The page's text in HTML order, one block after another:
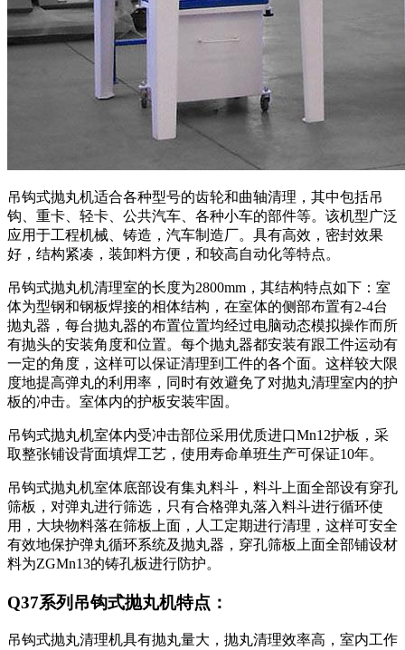
吊钩式抛丸机适合各种型号的齿轮和曲轴清理，其中包括吊
钩、重卡、轻卡、公共汽车、各种小车的部件等。该机型广泛
应用于工程机械、铸造，汽车制造厂。具有高效，密封效果
好，结构紧凑，装卸料方便，和较高自动化等特点。
吊钩式抛丸机清理室的长度为2800mm，其结构特点如下：室
体为型钢和钢板焊接的相体结构，在室体的侧部布置有2-4台
抛丸器，每台抛丸器的布置位置均经过电脑动态模拟操作而所
有抛头的安装角度和位置。每个抛丸器都安装有跟工件运动有
一定的角度，这样可以保证清理到工件的各个面。这样较大限
度地提高弹丸的利用率，同时有效避免了对抛丸清理室内的护
板的冲击。室体内的护板安装牢固。
吊钩式抛丸机室体内受冲击部位采用优质进口Mn12护板，采
取整张铺设背面填焊工艺，使用寿命单班生产可保证10年。
吊钩式抛丸机室体底部设有集丸料斗，料斗上面全部设有穿孔
筛板，对弹丸进行筛选，只有合格弹丸落入料斗进行循环使
用，大块物料落在筛板上面，人工定期进行清理，这样可安全
有效地保护弹丸循环系统及抛丸器，穿孔筛板上面全部铺设材
料为ZGMn13的铸孔板进行防护。
Q37系列吊钩式抛丸机特点：
吊钩式抛丸清理机具有抛丸量大，抛丸清理效率高，室内工作